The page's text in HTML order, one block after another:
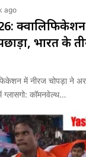
ago
क्वालिफिकेशन
भारत के
में नीरज चोपड़ा ने
ग्लासगो: कॉमनवेल्थ…